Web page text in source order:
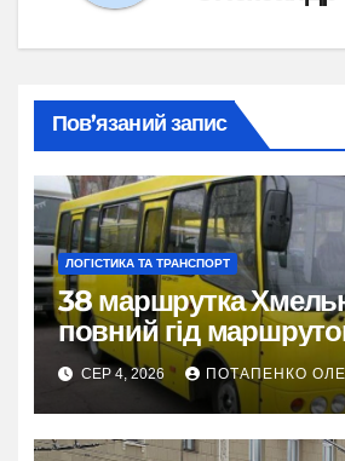
Пов’язаний запис
ЛОГІСТИКА ТА ТРАНСПОРТ
38 маршрутка
повний гід
міста
СЕР 4, 2026 ПОТАПЕНКО